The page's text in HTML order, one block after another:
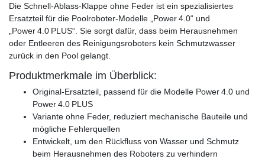
Die Schnell-Ablass-Klappe ohne Feder ist ein spezialisiertes
Ersatzteil für die Poolroboter-Modelle „Power 4.0“ und
„Power 4.0 PLUS“. Sie sorgt dafür, dass beim Herausnehmen
oder Entleeren des Reinigungsroboters kein Schmutzwasser
zurück in den Pool gelangt.
Produktmerkmale im Überblick:
Original-Ersatzteil, passend für die Modelle Power 4.0 und
Power 4.0 PLUS
Variante ohne Feder, reduziert mechanische Bauteile und
mögliche Fehlerquellen
Entwickelt, um den Rückfluss von Wasser und Schmutz
beim Herausnehmen des Roboters zu verhindern